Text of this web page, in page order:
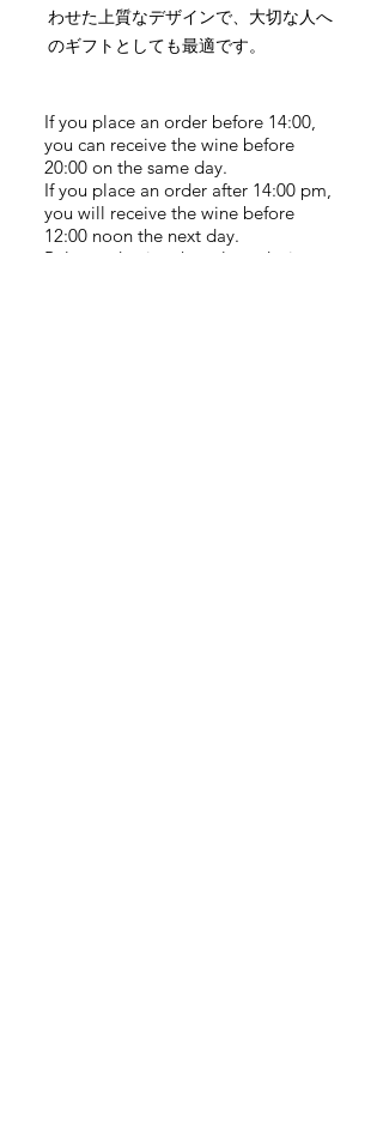
わせた上質なデザインで、大切な人へ
のギフトとしても最適です。
If you place an order before 14:00,
you can receive the wine before
20:00 on the same day.
If you place an order after 14:00 pm,
you will receive the wine before
12:00 noon the next day.
Relax and enjoy the selected wine